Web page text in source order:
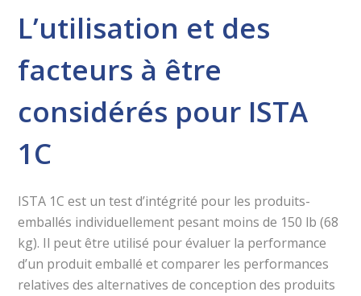
L’utilisation et des
facteurs à être
considérés pour ISTA
1C
ISTA 1C est un test d’intégrité pour les produits-
emballés individuellement pesant moins de 150 lb (68
kg). Il peut être utilisé pour évaluer la performance
d’un produit emballé et comparer les performances
relatives des alternatives de conception des produits